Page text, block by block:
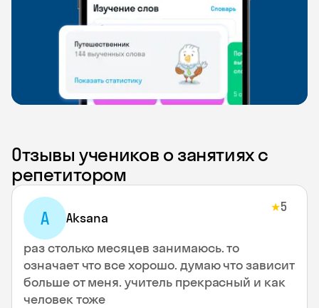
Отзывы учеников о занятиях с
репетитором
A Aksana
★5
раз столько месяцев занимаюсь. то
означает что все хорошо. думаю что зависит
больше от меня. учитель прекрасный и как
человек тоже